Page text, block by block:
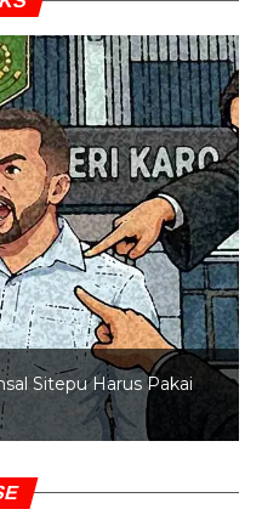
Sitepu Harus Pakai